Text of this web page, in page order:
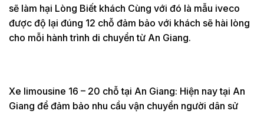
sẽ làm hại Lòng Biết khách Cùng với đó là mẫu iveco
được độ lại đúng 12 chỗ đảm bảo với khách sẽ hài lòng
cho mỗi hành trình di chuyển từ An Giang.
Xe limousine 16 – 20 chỗ tại An Giang: Hiện nay tại An
Giang để đảm bảo nhu cầu vận chuyển người dân sử